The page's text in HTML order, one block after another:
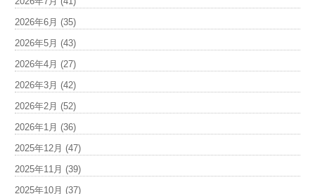
2026年6月 (35)
2026年5月 (43)
2026年4月 (27)
2026年3月 (42)
2026年2月 (52)
2026年1月 (36)
2025年12月 (47)
2025年11月 (39)
2025年10月 (37)